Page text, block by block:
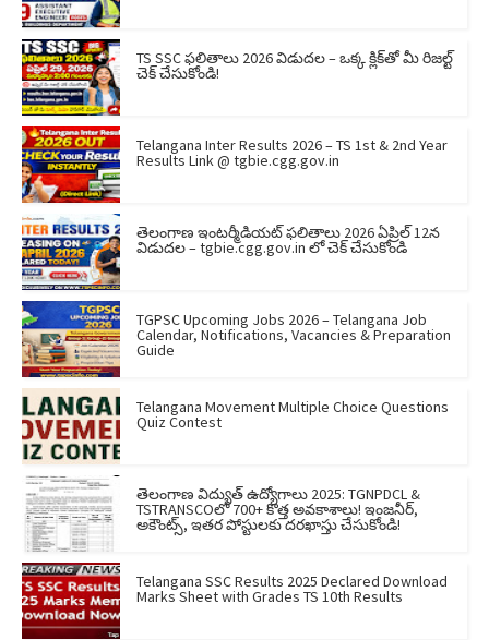
TS SSC ఫలితాలు 2026 విడుదల – ఒక్క క్లిక్‌తో మీ రిజల్ట్
చెక్ చేసుకోండి!
Telangana Inter Results 2026 – TS 1st & 2nd Year
Results Link @ tgbie.cgg.gov.in
తెలంగాణ ఇంటర్మీడియట్ ఫలితాలు 2026 ఏప్రిల్ 12న
విడుదల – tgbie.cgg.gov.in లో చెక్ చేసుకోండి
TGPSC Upcoming Jobs 2026 – Telangana Job
Calendar, Notifications, Vacancies & Preparation
Guide
Telangana Movement Multiple Choice Questions
Quiz Contest
తెలంగాణ విద్యుత్ ఉద్యోగాలు 2025: TGNPDCL &
TSTRANSCOలో 700+ కొత్త అవకాశాలు! ఇంజనీర్,
అకౌంట్స్, ఇతర పోస్టులకు దరఖాస్తు చేసుకోండి!
Telangana SSC Results 2025 Declared Download
Marks Sheet with Grades TS 10th Results